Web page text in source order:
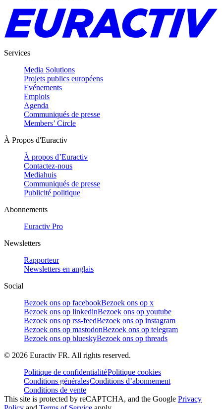
Services
Media Solutions
Projets publics européens
Evénements
Emplois
Agenda
Communiqués de presse
Members’ Circle
À Propos d'Euractiv
À propos d’Euractiv
Contactez-nous
Mediahuis
Communiqués de presse
Publicité politique
Abonnements
Euractiv Pro
Newsletters
Rapporteur
Newsletters en anglais
Social
Bezoek ons op facebookBezoek ons op x
Bezoek ons op linkedinBezoek ons op youtube
Bezoek ons op rss-feedBezoek ons op instagram
Bezoek ons op mastodonBezoek ons op telegram
Bezoek ons op blueskyBezoek ons op threads
© 2026 Euractiv FR. All rights reserved.
Politique de confidentialitéPolitique cookies
Conditions généralesConditions d’abonnement
Conditions de vente
This site is protected by reCAPTCHA, and the Google Privacy